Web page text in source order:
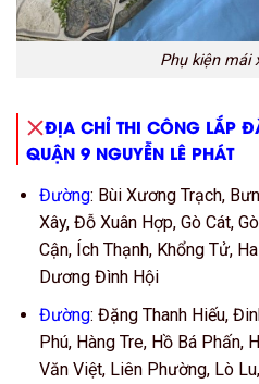
Phụ kiện mái
ĐỊA CHỈ THI CÔNG LẮP
QUẬN 9 NGUYỄN LÊ PHÁT
Đường: Bùi Xương Trạch,
Xây, Đỗ Xuân Hợp, Gò Cát,
Cận, Ích Thạnh, Khổng Tử,
Dương Đình Hội
Đường: Đặng Thanh Hiếu,
Phú, Hàng Tre, Hồ Bá Phấn,
Văn Việt, Liên Phường, Lò